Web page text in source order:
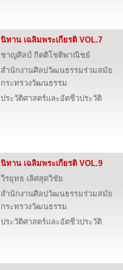
นิทาน เฉลิมพระเกียรติ VOL.7
ชาญศิลป์ กิตติโชติพาณิชย์
สำนักงานศิลปวัฒนธรรมร่วมสมัย
กระทรวงวัฒนธรรม
ประวัติศาสตร์และอัตชีวประวัติ
นิทาน เฉลิมพระเกียรติ VOL.9
วีรยุทธ เลิศสุดวิชัย
สำนักงานศิลปวัฒนธรรมร่วมสมัย
กระทรวงวัฒนธรรม
ประวัติศาสตร์และอัตชีวประวัติ